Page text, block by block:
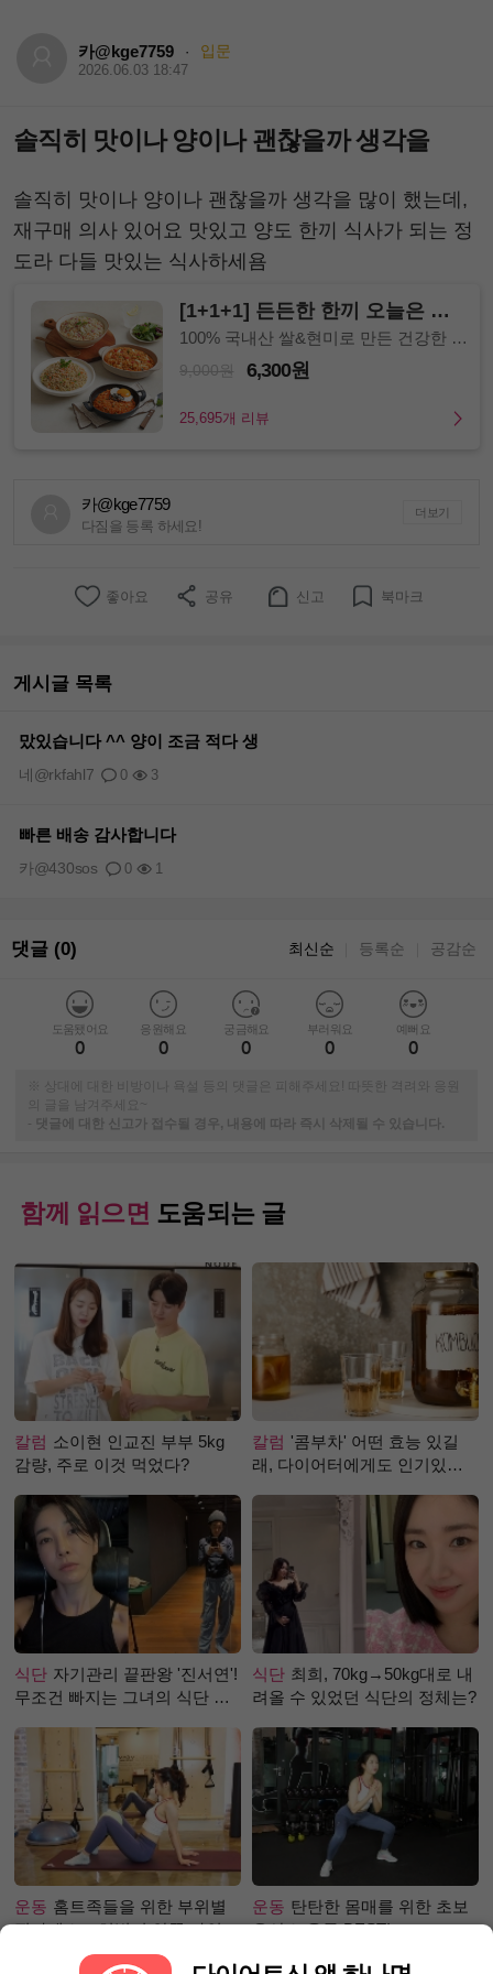
카@kge7759 · 입문
2026.06.03 18:47
솔직히 맛이나 양이나 괜찮을까 생각을
솔직히 맛이나 양이나 괜찮을까 생각을 많이 했는데,
재구매 의사 있어요 맛있고 양도 한끼 식사가 되는 정
도라 다들 맛있는 식사하세욤
[1+1+1] 든든한 한끼 오늘은 현
미밥 17종
100% 국내산 쌀&현미로 만든 건강한 현
9,000원 6,300원
25,695개 리뷰
카@kge7759
다짐을 등록 하세요!
더보기
좋아요 공유 신고 북마크
게시글 목록
맜있습니다 ^^ 양이 조금 적다 생
0 3
네@rkfahl7
빠른 배송 감사합니다
0 1
카@430sos
댓글 (0) 최신순 등록순 공감순
도움됐어요
0
응원해요
0
궁금해요
0
부러워요
0
예뻐요
0
※ 상대에 대한 비방이나 욕설 등의 댓글은 피해주세요! 따뜻한 격려와 응원
의 글을 남겨주세요~
-
댓글에 대한 신고가 접수될 경우, 내용에 따라 즉시 삭제될 수 있습니다.
함께 읽으면 도움되는 글
칼럼 소이현 인교진 부부 5kg
감량, 주로 이것 먹었다?
칼럼 '콤부차' 어떤 효능 있길
래, 다이어터에게도 인기있는
식단 자기관리 끝판왕 '진서연'!
무조건 빠지는 그녀의 식단 정
식단 최희, 70kg→50kg대로 내
려올 수 있었던 식단의 정체는?
운동 홈트족들을 위한 부위별
필라테스 – 허벅지 안쪽 라인
운동 탄탄한 몸매를 위한 초보
유산소 운동 BEST!